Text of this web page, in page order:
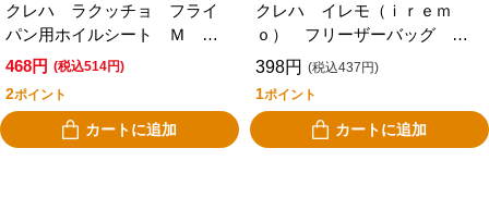
クレハ ラクッチョ フライ
パン用ホイルシート Ｍ 幅
２５ｃｍ×長さ１０ｍ
468円 (税込514円)
2ポイント
カートに追加
クレハ イレモ（ｉｒｅｍ
ｏ） フリーザーバッグ
Ｓ １８枚入り
398円 (税込437円)
1ポイント
カートに追加